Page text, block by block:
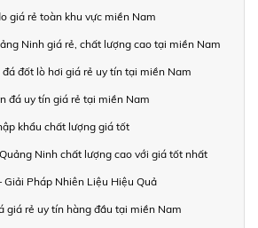
giá rẻ toàn khu vực miền Nam
Ninh giá rẻ, chất lượng cao tại miền Nam
đốt lò hơi giá rẻ uy tín tại miền Nam
đá uy tín giá rẻ tại miền Nam
khẩu chất lượng giá tốt
Ninh chất lượng cao với giá tốt nhất
Pháp Nhiên Liệu Hiệu Quả
giá rẻ uy tín hàng đầu tại miền Nam